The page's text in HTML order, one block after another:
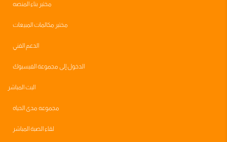
مختبر بناء المنصه
مختبر مكالمات المبيعات
الدعم الفني
الدخول إلى مجموعة الفيسبوك
البث المباشر
مجموعه مدى الحياه
لقاء الصبة المباشر